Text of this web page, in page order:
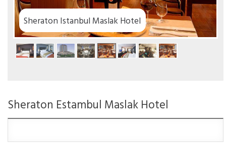
Sheraton Estambul Maslak Hotel